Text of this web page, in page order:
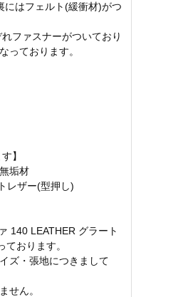
にはフェルト(緩衝材)がつ
ファスナーがついており
っております。
】
垢材
レザー(型押し)
140 LEATHER グラート
おります。
ズ・張地につきまして
せん。